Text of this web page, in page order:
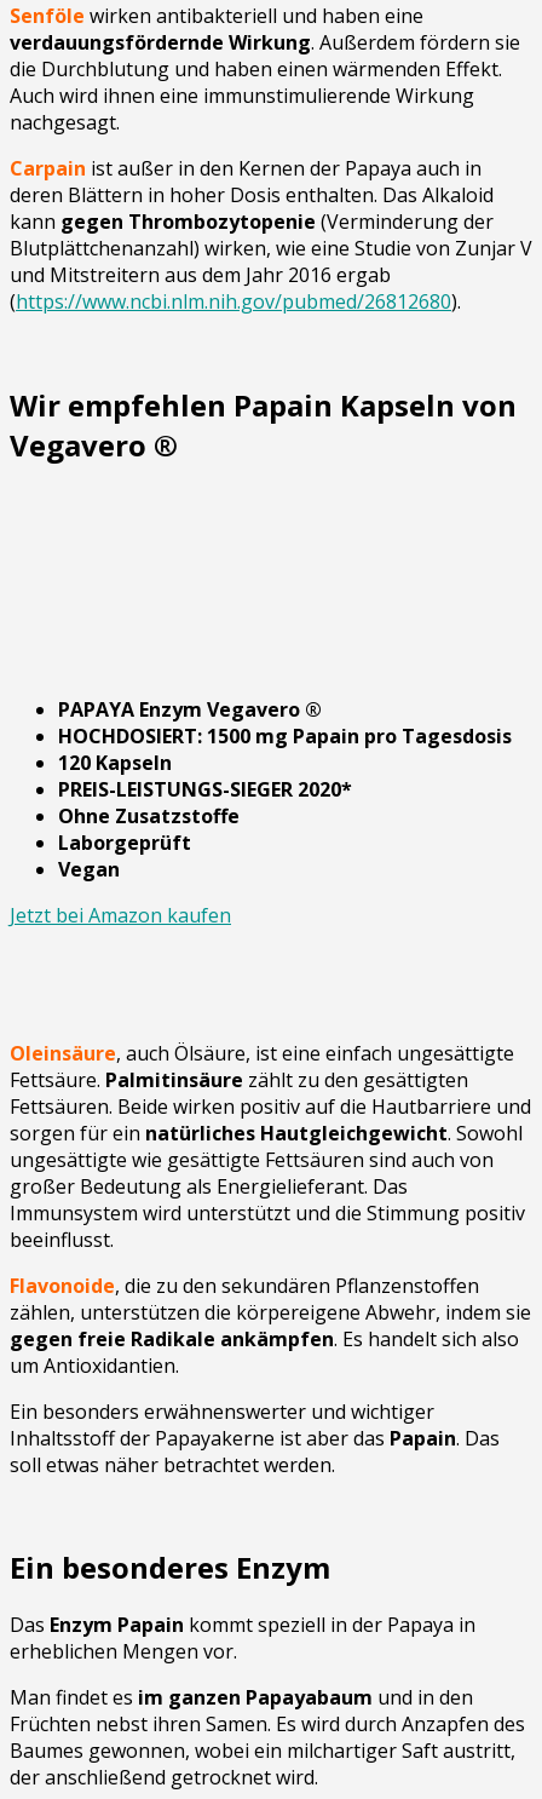
Senföle wirken antibakteriell und haben eine
verdauungsfördernde Wirkung. Außerdem fördern sie
die Durchblutung und haben einen wärmenden Effekt.
Auch wird ihnen eine immunstimulierende Wirkung
nachgesagt.
Carpain ist außer in den Kernen der Papaya auch in
deren Blättern in hoher Dosis enthalten. Das Alkaloid
kann gegen Thrombozytopenie (Verminderung der
Blutplättchenanzahl) wirken, wie eine Studie von Zunjar V
und Mitstreitern aus dem Jahr 2016 ergab
(https://www.ncbi.nlm.nih.gov/pubmed/26812680).
Wir empfehlen Papain Kapseln von
Vegavero ®
PAPAYA Enzym Vegavero ®
HOCHDOSIERT: 1500 mg Papain pro Tagesdosis
120 Kapseln
PREIS-LEISTUNGS-SIEGER 2020*
Ohne Zusatzstoffe
Laborgeprüft
Vegan
Jetzt bei Amazon kaufen
Oleinsäure, auch Ölsäure, ist eine einfach ungesättigte
Fettsäure. Palmitinsäure zählt zu den gesättigten
Fettsäuren. Beide wirken positiv auf die Hautbarriere und
sorgen für ein natürliches Hautgleichgewicht. Sowohl
ungesättigte wie gesättigte Fettsäuren sind auch von
großer Bedeutung als Energielieferant. Das
Immunsystem wird unterstützt und die Stimmung positiv
beeinflusst.
Flavonoide, die zu den sekundären Pflanzenstoffen
zählen, unterstützen die körpereigene Abwehr, indem sie
gegen freie Radikale ankämpfen. Es handelt sich also
um Antioxidantien.
Ein besonders erwähnenswerter und wichtiger
Inhaltsstoff der Papayakerne ist aber das Papain. Das
soll etwas näher betrachtet werden.
Ein besonderes Enzym
Das Enzym Papain kommt speziell in der Papaya in
erheblichen Mengen vor.
Man findet es im ganzen Papayabaum und in den
Früchten nebst ihren Samen. Es wird durch Anzapfen des
Baumes gewonnen, wobei ein milchartiger Saft austritt,
der anschließend getrocknet wird.